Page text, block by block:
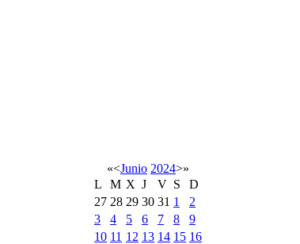
«<Junio 2024>»
L
M X J V S
D
27 28 29 30 31 1
2
3
4 5 6 7 8
9
10 11 12 13 14 15 16